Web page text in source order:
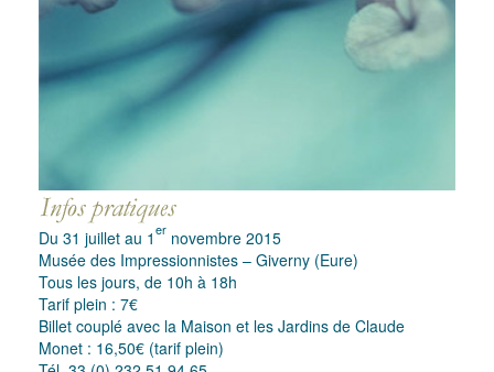
Du 31 juillet au 1er novembre 2015
Musée des Impressionnistes – Giverny (Eure)
Tous les jours, de 10h à 18h
Tarif plein : 7€
Billet couplé avec la Maison et les Jardins de Claude
Monet : 16,50€ (tarif plein)